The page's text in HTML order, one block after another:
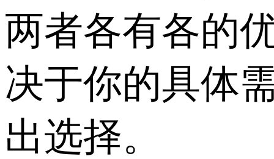
两者各有各的
决于你的具体
出选择。